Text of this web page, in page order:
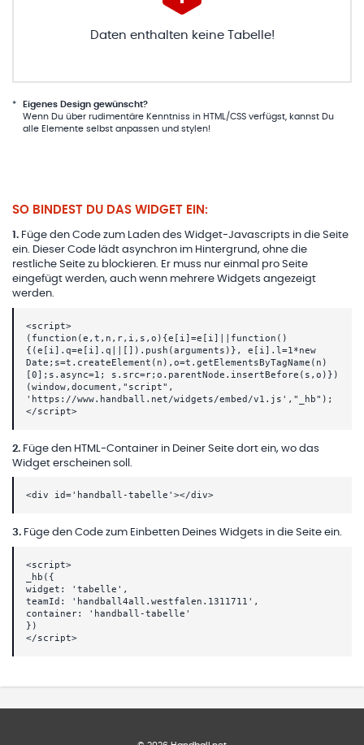
Daten enthalten keine Tabelle!
*
Eigenes Design gewünscht?
Wenn Du über rudimentäre Kenntniss in HTML/CSS verfügst, kannst Du
alle Elemente selbst anpassen und stylen!
SO BINDEST DU DAS WIDGET EIN:
. Füge den Code zum Laden des Widget-Javascripts in die Seite
ein. Dieser Code lädt asynchron im Hintergrund, ohne die
restliche Seite zu blockieren. Er muss nur einmal pro Seite
eingefügt werden, auch wenn mehrere Widgets angezeigt
werden.
<script>
(function(e,t,n,r,i,s,o){e[i]=e[i]||function()
{(e[i].q=e[i].q||[]).push(arguments)}, e[i].l=1*new
Date;s=t.createElement(n),o=t.getElementsByTagName(n)
[0];s.async=1; s.src=r;o.parentNode.insertBefore(s,o)})
(window,document,"script",
'https://www.handball.net/widgets/embed/v1.js',"_hb");
</script>
2. Füge den HTML-Container in Deiner Seite dort ein, wo das
Widget erscheinen soll.
<div id='handball-tabelle'></div>
3. Füge den Code zum Einbetten Deines Widgets in die Seite ein.
<script>
_hb({
widget: 'tabelle',
teamId: 'handball4all.westfalen.1311711',
container: 'handball-tabelle'
})
</script>